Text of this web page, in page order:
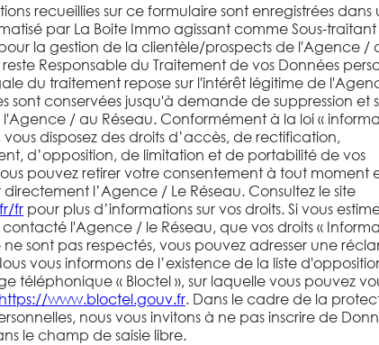
recueillies sur ce formulaire sont enregistrées dans
par La Boite Immo agissant comme Sous-
la gestion de la clientèle/prospects de l'Agence /
Responsable du Traitement de vos Données
du traitement repose sur l'intérêt légitime de
sont conservées jusqu'à demande de suppression et
l'Agence / au Réseau. Conformément à la loi «
vous disposez des droits d’accès, de rectification,
d’opposition, de limitation et de portabilité de vos
pouvez retirer votre consentement à tout moment
l’Agence / Le Réseau. Consultez le site
fr pour plus d’informations sur vos droits. Si vous
l'Agence / le Réseau, que vos droits «
ne sont pas respectés, vous pouvez adresser une
vous informons de l’existence de la liste
téléphonique « Bloctel », sur laquelle vous pouvez
https://www.bloctel.gouv.fr. Dans le cadre de la
nous vous invitons à ne pas inscrire de
le champ de saisie libre.